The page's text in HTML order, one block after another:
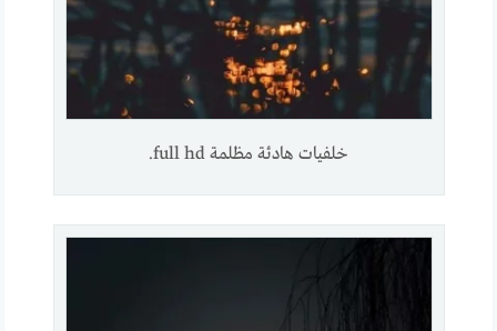
خلفيات هادئة مظلمة full hd.